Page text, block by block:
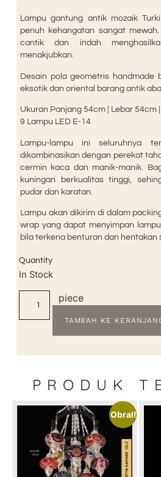
Lampu gantung antik mozaik
penuh kehangatan sangat
cantik dan indah
menakjubkan.
Desain pola geometris handmade
eksotik dan oriental barang antik
Ukuran Panjang 54cm | Lebar 54cm
9 Lampu LED E-14
Lampu-lampu ini seluruhnya
dikombinasikan dengan perekat
cermin kaca dan manik-manik.
kuningan berkualitas tinggi,
pudar dan karatan.
Lampu akan dikirim di dalam
wrap yang dapat menyimpan
bila terkena benturan dan hentakan
Quantity
In Stock
piece
TAMBAH KE
PRODUK
Obral!